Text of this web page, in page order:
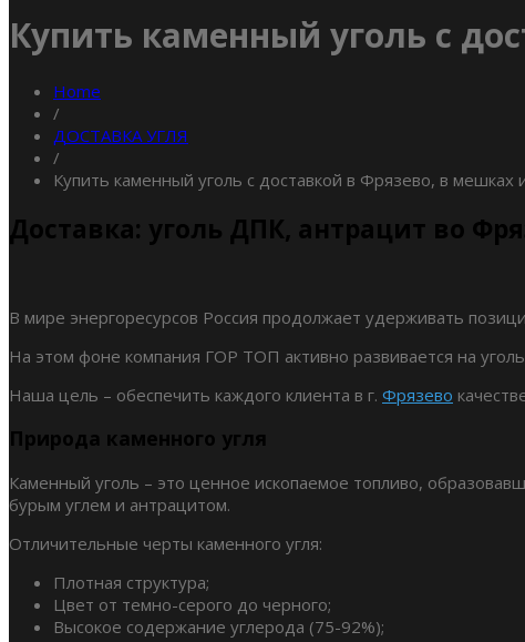
Купить каменный уголь с
Home
/
ДОСТАВКА УГЛЯ
/
Купить каменный уголь с доставкой в Фрязево, в мешках
Доставка: уголь ДПК, антрацит во
В мире энергоресурсов Россия продолжает удерживать
На этом фоне компания ГОР ТОП активно развивается на
Наша цель – обеспечить каждого клиента в г. Фрязево
Природа каменного угля
Каменный уголь – это ценное ископаемое топливо,
бурым углем и антрацитом.
Отличительные черты каменного угля:
Плотная структура;
Цвет от темно-серого до черного;
Высокое содержание углерода (75-92%);